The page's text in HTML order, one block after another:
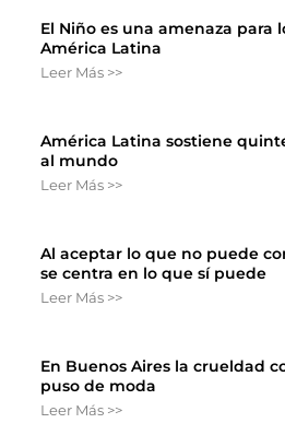
El Niño es una amenaza para
América Latina
Leer Más >>
América Latina sostiene
al mundo
Leer Más >>
Al aceptar lo que no puede
se centra en lo que sí puede
Leer Más >>
En Buenos Aires la crueldad
puso de moda
Leer Más >>